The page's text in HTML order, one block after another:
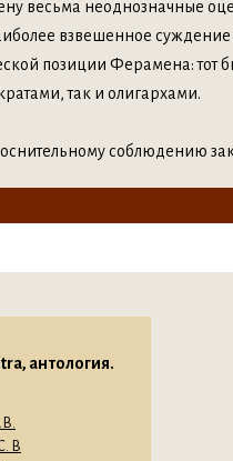
весьма неоднозначные
взвешенное
позиции Ферамена:
так и олигархами.
соблюдению
антология.
В